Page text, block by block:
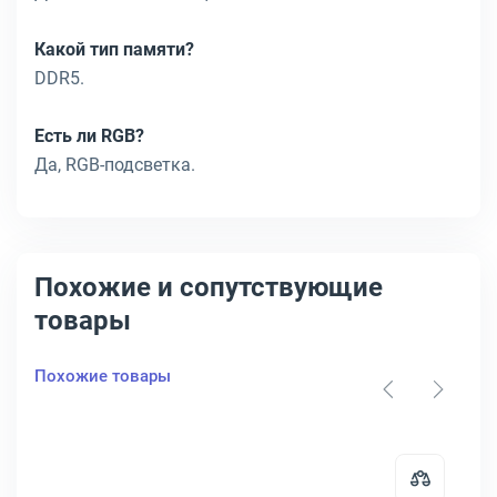
Какой тип памяти?
DDR5.
Есть ли RGB?
Да, RGB-подсветка.
Похожие и сопутствующие
товары
Похожие товары